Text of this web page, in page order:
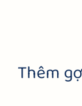
Thêm